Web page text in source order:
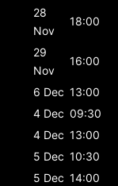
28
Nov
18:00
29
Nov
16:00
6 Dec 13:00
4 Dec 09:30
4 Dec 13:00
5 Dec 10:30
5 Dec 14:00